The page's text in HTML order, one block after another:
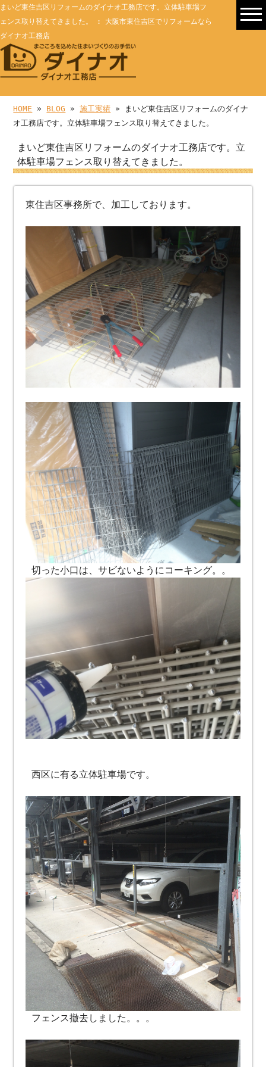
まいど東住吉区リフォームのダイナオ工務店です。立体駐車場フ
ェンス取り替えてきました。 : 大阪市東住吉区でリフォームなら
ダイナオ工務店
HOME » BLOG »施工実績 » まいど東住吉区リフォームのダイナ
オ工務店です。立体駐車場フェンス取り替えてきました。
まいど東住吉区リフォームのダイナオ工務店です。立
体駐車場フェンス取り替えてきました。
東住吉区事務所で、加工しております。
切った小口は、サビないようにコーキング。。
西区に有る立体駐車場です。
フェンス撤去しました。。。